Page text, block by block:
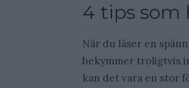
4 tips som
När du läser en
bekymmer troligtvis
kan det vara en stor